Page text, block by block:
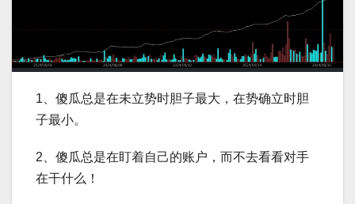
1、傻瓜总是在未立势时胆子最大，在势确立时胆
子最小。
2、傻瓜总是在盯着自己的账户，而不去看看对手
在干什么！